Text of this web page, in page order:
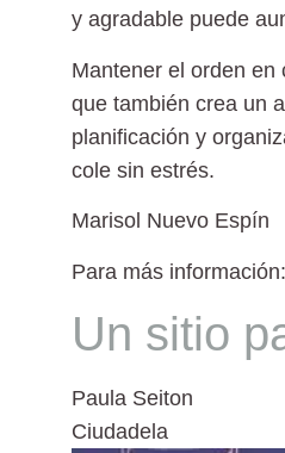
y agradable puede
Mantener el orden
que también crea un
planificación y
cole sin estrés.
Marisol Nuevo Espín
Para más información:
Un sitio
Paula Seiton
Ciudadela